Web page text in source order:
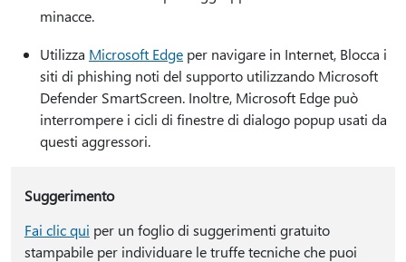
minacce.
Utilizza Microsoft Edge per navigare in Internet, Blocca i
siti di phishing noti del supporto utilizzando Microsoft
Defender SmartScreen. Inoltre, Microsoft Edge può
interrompere i cicli di finestre di dialogo popup usati da
questi aggressori.
Suggerimento
Fai clic qui per un foglio di suggerimenti gratuito
stampabile per individuare le truffe tecniche che puoi